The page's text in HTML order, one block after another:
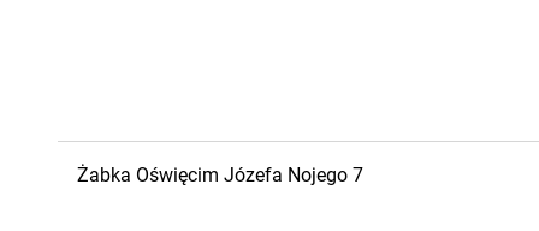
Żabka Oświęcim Józefa Nojego 7